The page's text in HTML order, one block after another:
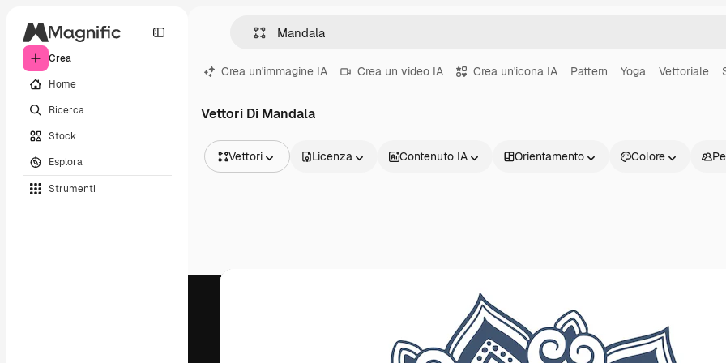
Crea
Home
Ricerca
Stock
Esplora
Strumenti
Crea un'immagine IA Crea un video IA Crea un'icona IA Pattern Yoga Vettoriale
Vettori Di Mandala
Vettori
Video
Licenza Contenuto IA Orientamento Colore
Prodotti Inizia